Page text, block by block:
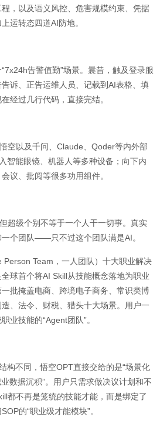
，以及语义风控、危害规模约束、凭据
运转态四道AI防地。
告警值勤”场景。曩昔，触及登录服
诉、正告运维人员、记载到AI表格、填
经过几行代码，直接完结。
以及千问、Claude、Qoder等内外部
智能眼镜、机器人等多种设备；向下内
议、批阅等很多功用组件。
级个别不等于一个人干一切事。真实
个团队——只不过这个团队满是AI。
Team，一人团队）十大职业解决
球首个将AI Skill从技能概念落地为职业
批掩盖电商、跨境电子商务、常识类博
、法令、财税、猎头十大场景。用户一
业技能的“Agent团队”。
不同，悟空OPT直接交给的是“场景化
数据沉积”。用户只需求做决议计划和不
都不再是笼统的技能才能，而是绑定了
的“职业级才能模块”。